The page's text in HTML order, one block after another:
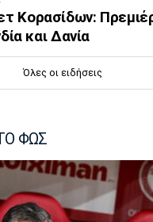
Κορασίδων:
και Δανία
Κίνητρο η
Όλες οι ειδήσεις
ΦΩΣ